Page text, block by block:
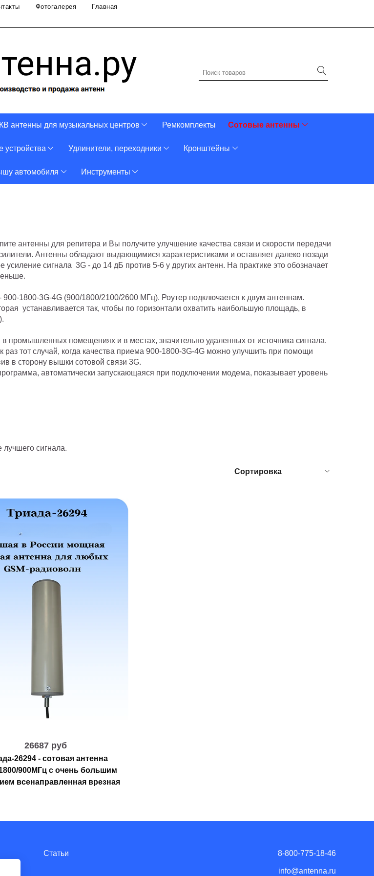
Фотогалерея
Главная
антенны для музыкальных центров Ремкомплекты Сотовые антенны
устройства Удлинители, переходники Кронштейны
автомобиля Инструменты
антенны для репитера и Вы получите улучшение качества связи и скорости передачи
Антенны обладают выдающимися характеристиками и оставляет далеко позади
сигнала 3G - до 14 дБ против 5-6 у других антенн. На практике это обозначает
1800-3G-4G (900/1800/2100/2600 МГц). Роутер подключается к двум антеннам.
устанавливается так, чтобы по горизонтали охватить наибольшую площадь, в
промышленных помещениях и в местах, значительно удаленных от источника сигнала.
раз тот случай, когда качества приема 900-1800-3G-4G можно улучшить при помощи
в сторону вышки сотовой связи 3G.
автоматически запускающаяся при подключении модема, показывает уровень
лучшего сигнала.
26687 руб
26294 - сотовая антенна
900МГц с очень большим
всенаправленная врезная
Статьи 8-800-775-18-46
info@antenna.ru